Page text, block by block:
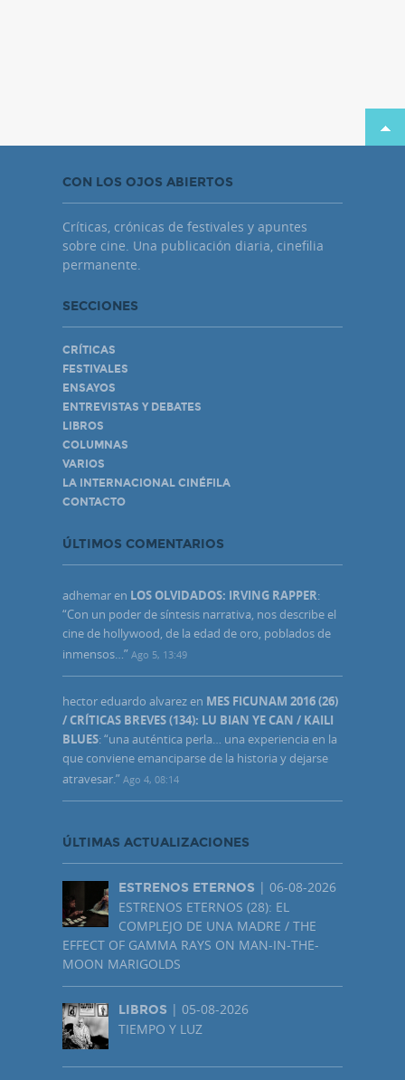
CON LOS OJOS ABIERTOS
Críticas, crónicas de festivales y apuntes
sobre cine. Una publicación diaria, cinefilia
permanente.
SECCIONES
CRÍTICAS
FESTIVALES
ENSAYOS
ENTREVISTAS Y DEBATES
LIBROS
COLUMNAS
VARIOS
LA INTERNACIONAL CINÉFILA
CONTACTO
ÚLTIMOS COMENTARIOS
adhemar en LOS OLVIDADOS: IRVING RAPPER:
“Con un poder de síntesis narrativa, nos describe el
cine de hollywood, de la edad de oro, poblados de
inmensos…” Ago 5, 13:49
hector eduardo alvarez en MES FICUNAM 2016 (26)
/ CRÍTICAS BREVES (134): LU BIAN YE CAN / KAILI
BLUES: “una auténtica perla… una experiencia en la
que conviene emanciparse de la historia y dejarse
atravesar.” Ago 4, 08:14
ÚLTIMAS ACTUALIZACIONES
ESTRENOS ETERNOS | 06-08-2026
ESTRENOS ETERNOS (28): EL
COMPLEJO DE UNA MADRE / THE
EFFECT OF GAMMA RAYS ON MAN-IN-THE-
MOON MARIGOLDS
LIBROS | 05-08-2026
TIEMPO Y LUZ